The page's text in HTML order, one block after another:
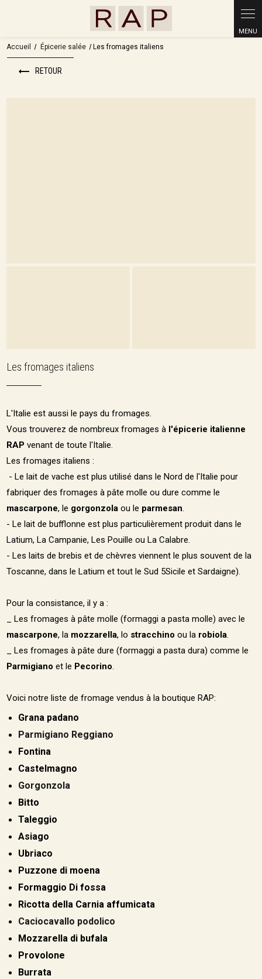
Accueil Épicerie salée Les fromages italiens
RETOUR
Les fromages italiens
L'Italie est aussi le pays du fromages.
Vous trouverez de nombreux fromages à l'épicerie italienne
RAP venant de toute l'Italie.
Les fromages italiens :
- Le lait de vache est plus utilisé dans le Nord de l'Italie pour
fabriquer des fromages à pâte molle ou dure comme le
mascarpone, le gorgonzola ou le parmesan.
- Le lait de bufflonne est plus particulièrement produit dans le
Latium, La Campanie, Les Pouille ou La Calabre.
- Les laits de brebis et de chèvres viennent le plus souvent de la
Toscanne, dans le Latium et tout le Sud 5Sicile et Sardaigne).
Pour la consistance, il y a :
_ Les fromages à pâte molle (formaggi a pasta molle) avec le
mascarpone, la mozzarella, lo stracchino ou la robiola.
_ Les fromages à pâte dure (formaggi a pasta dura) comme le
Parmigiano et le Pecorino.
Voici notre liste de fromage vendus à la boutique RAP:
Grana padano
Parmigiano Reggiano
Fontina
Castelmagno
Gorgonzola
Bitto
Taleggio
Asiago
Ubriaco
Puzzone di moena
Formaggio Di fossa
Ricotta della Carnia affumicata
Caciocavallo podolico
Mozzarella di bufala
Provolone
Burrata